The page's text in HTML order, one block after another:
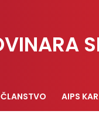
ČLANSTVO AIPS